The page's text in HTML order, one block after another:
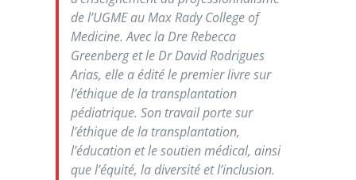
de l’UGME auMax Rady College of
Medicine. Avec la Dre Rebecca
Greenberg et le Dr David Rodrigues
Arias, elle a édité le premier livre sur
l’éthique de la transplantation
pédiatrique. Son travail porte sur
l’éthique de la transplantation,
l’éducation et le soutien médical, ainsi
que l’équité, la diversité et l’inclusion.